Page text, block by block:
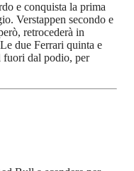
e conquista la prima
Verstappen secondo e
retrocederà in
due Ferrari quinta e
fuori dal podio, per